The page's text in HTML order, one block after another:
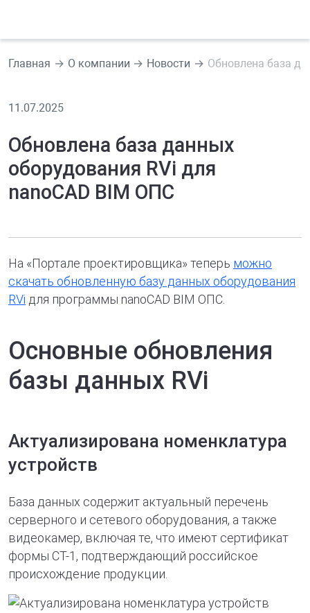
Главная О компании Новости Обновлена база
11.07.2025
Обновлена база данных
оборудования RVi для
nanoCAD BIM ОПС
На «Портале проектировщика» теперь можно
скачать обновленную базу данных оборудования
RVi для программы nanoCAD BIM ОПС.
Основные обновления
базы данных RVi
Актуализирована номенклатура
устройств
База данных содержит актуальный перечень
серверного и сетевого оборудования, а также
видеокамер, включая те, что имеют сертификат
формы СТ-1, подтверждающий российское
происхождение продукции.